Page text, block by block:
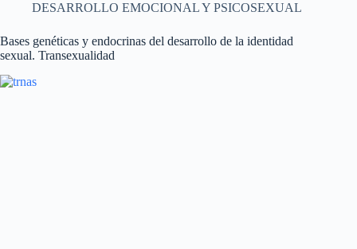
DESARROLLO EMOCIONAL Y PSICOSEXUAL
Bases genéticas y endocrinas del desarrollo de la identidad
sexual. Transexualidad